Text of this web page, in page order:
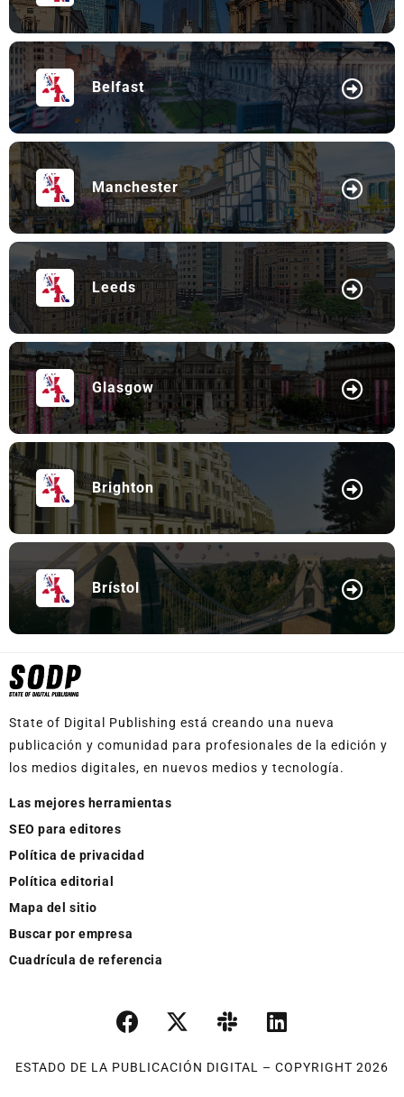
Belfast
Manchester
Leeds
Glasgow
Brighton
Brístol
State of Digital Publishing está creando una nueva
publicación y comunidad para profesionales de la edición y
los medios digitales, en nuevos medios y tecnología.
Las mejores herramientas
SEO para editores
Política de privacidad
Política editorial
Mapa del sitio
Buscar por empresa
Cuadrícula de referencia
ESTADO DE LA PUBLICACIÓN DIGITAL – COPYRIGHT 2026